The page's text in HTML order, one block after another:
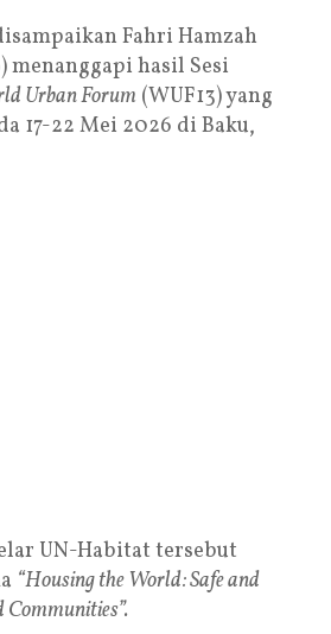
Fahri Hamzah
menanggapi hasil Sesi
Urban Forum (WUF13) yang
17-22 Mei 2026 di Baku,
UN-Habitat tersebut
“Housing the World: Safe and